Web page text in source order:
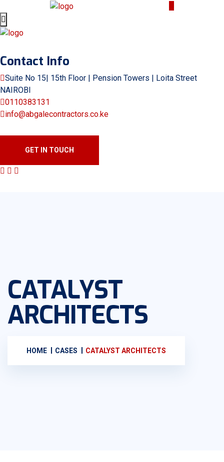
Contact Info
Suite No 15| 15th Floor | Pension Towers | Loita Street
NAIROBI
0110383131
info@abgalecontractors.co.ke
GET IN TOUCH
CATALYST
ARCHITECTS
HOME CASES CATALYST ARCHITECTS